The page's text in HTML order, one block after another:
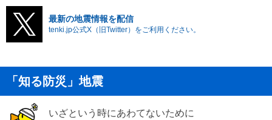
最新の地震情報を配信
tenki.jp公式X（旧Twitter）をご利用ください。
「知る防災」地震
いざという時にあわてないために